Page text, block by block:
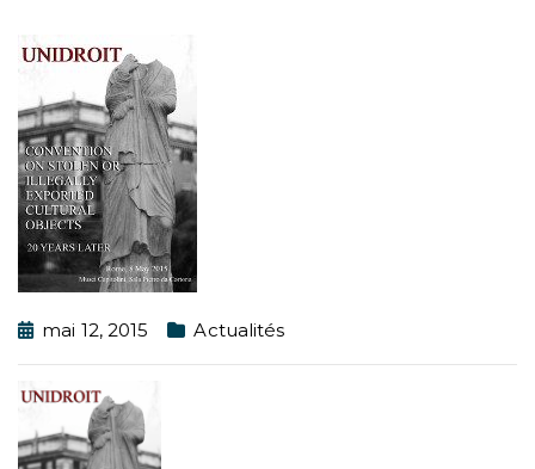
mai 12, 2015 Actualités